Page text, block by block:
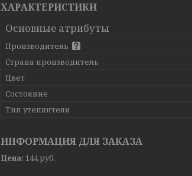
ХАРАКТЕРИСТИКИ
Основные атрибуты
Производитель
Страна производитель
Цвет
Состояние
Тип утеплителя
ИНФОРМАЦИЯ ДЛЯ ЗАКАЗА
Цена: 144руб.